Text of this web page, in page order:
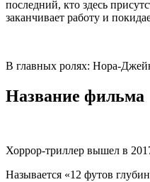
последний, кто здесь
заканчивает работу и
В главных ролях: Нора-
Название фильма
Хоррор-триллер вышел в
Называется «12 футов